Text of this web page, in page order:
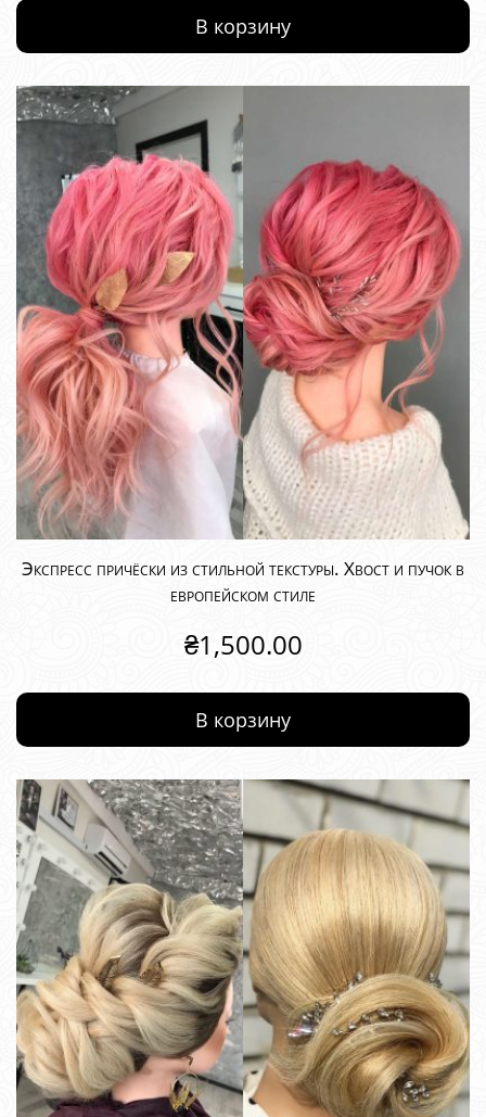
В корзину
Экспресс причёски из стильной текстуры. Хвост и пучок в
европейском стиле
₴1,500.00
В корзину